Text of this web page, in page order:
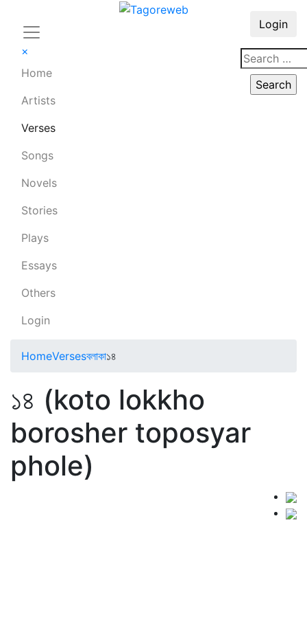
×
Home
Artists
Verses
Songs
Novels
Stories
Plays
Essays
Others
Login
Login
HomeVersesবলাকা১৪
১৪ (koto lokkho
borosher toposyar
phole)